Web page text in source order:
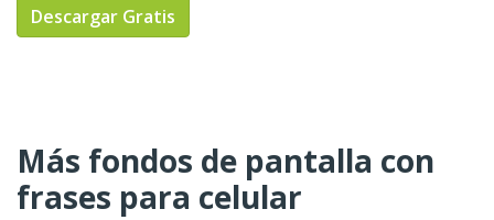
Descargar Gratis
Más fondos de pantalla con
frases para celular